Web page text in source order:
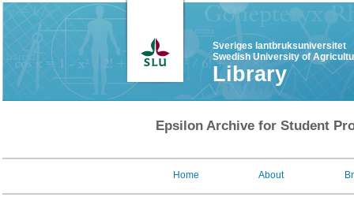
Sveriges lantbruksuniversitet
Swedish University of
Library
Epsilon Archive for Student
Home About